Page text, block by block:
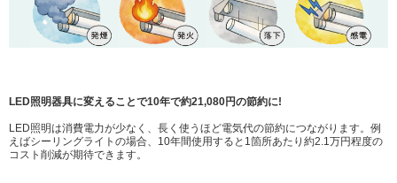
LED照明器具に変えることで10年で約21,080円の節約に!
LED照明は消費電力が少なく、長く使うほど電気代の節約につながります。例
えばシーリングライトの場合、10年間使用すると1箇所あたり約2.1万円程度の
コスト削減が期待できます。